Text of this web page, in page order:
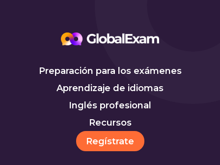
Preparación para los exámenes
Aprendizaje de idiomas
Inglés profesional
Recursos
Regístrate